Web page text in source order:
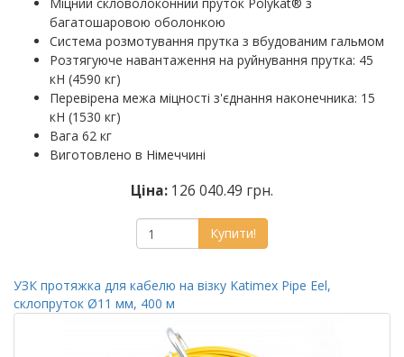
багатошаровою оболонкою
Система розмотування прутка з вбудованим гальмом
Розтягуюче навантаження на руйнування прутка: 45
кН (4590 кг)
Перевірена межа міцності з'єднання наконечника: 15
кН (1530 кг)
Вага 62 кг
Виготовлено в Німеччині
Ціна: 126 040.49 грн.
Купити!
УЗК протяжка для кабелю на візку Katimex Pipe Eel,
склопруток Ø11 мм, 400 м